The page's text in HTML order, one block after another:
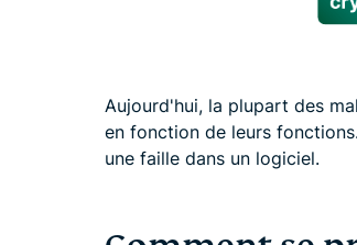
Aujourd'hui, la plupart des
en fonction de leurs
une faille dans un logiciel.